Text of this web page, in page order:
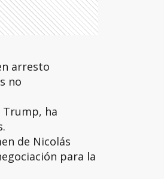
arresto
no
Trump, ha
de Nicolás
para la